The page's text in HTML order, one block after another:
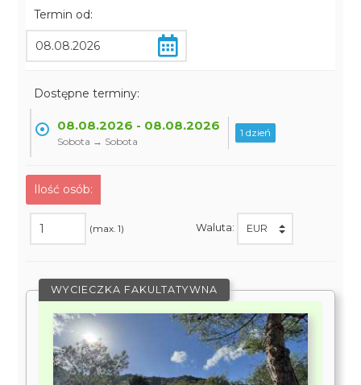
Termin od:
Dostępne terminy:
08.08.2026 - 08.08.2026
Sobota → Sobota
1 dzień
Ilość osób:
(max. 1) Waluta:
WYCIECZKA FAKULTATYWNA